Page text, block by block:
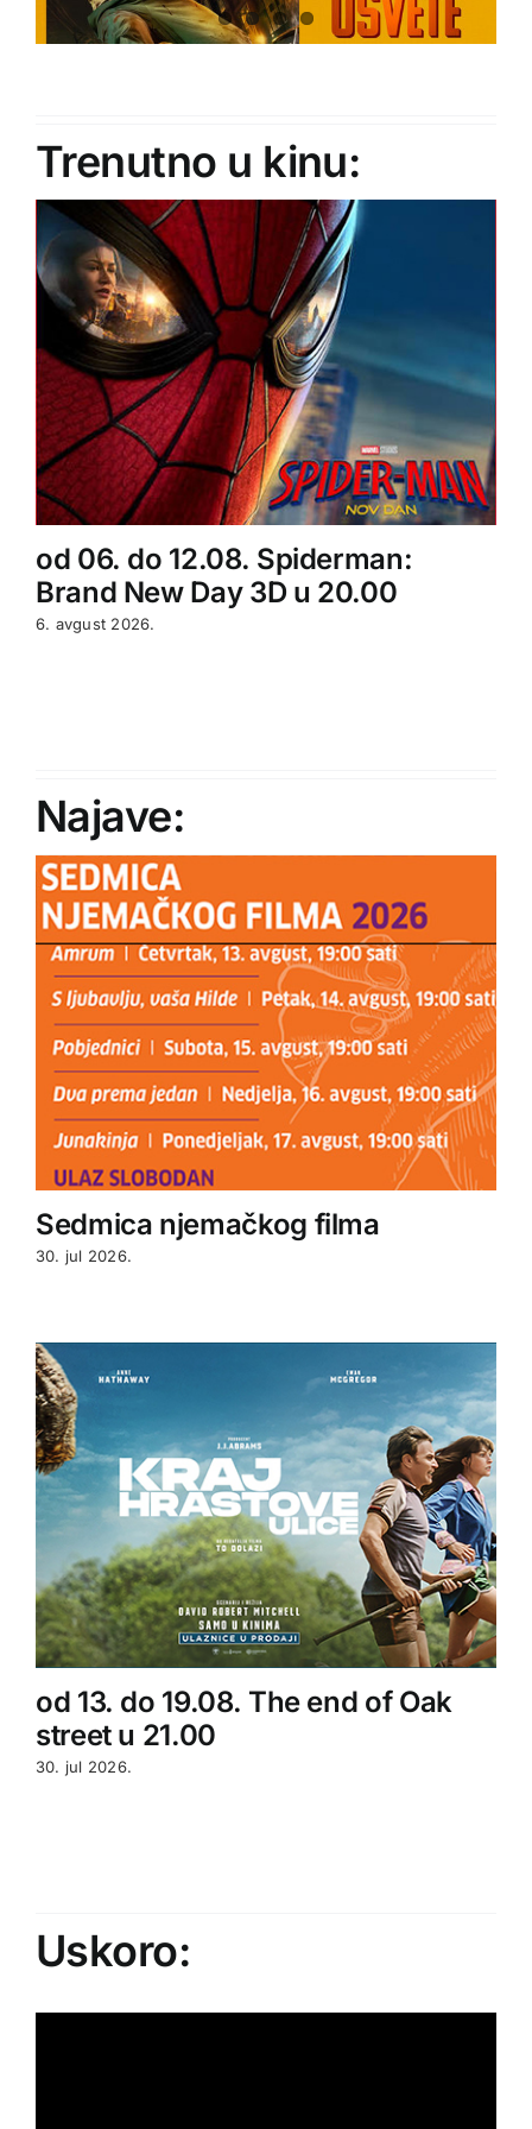
Trenutno u kinu:
od 06. do 12.08. Spiderman:
Brand New Day 3D u 20.00
6. avgust 2026.
Najave:
Sedmica njemačkog filma
30. jul 2026.
od 13. do 19.08. The end of Oak
street u 21.00
30. jul 2026.
Uskoro: